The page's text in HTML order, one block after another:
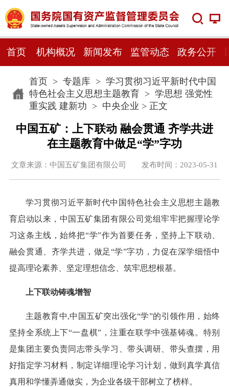
首页 机构概况 新闻发布 监管动态 政务公开
首页> 专题库> 学习贯彻习近平新时代中国
特色社会主义思想主题教育> 学思想 强党性
重实践 建新功 > 中央企业 > 正文
中国五矿：上下联动 融会贯通 齐学共进
在主题教育中做足“学”字功
文章来源：中国五矿集团有限公司 发布时间：2023-05-31
学习贯彻习近平新时代中国特色社会主义思想主题教
育启动以来，中国五矿集团有限公司党组牢牢把握理论学
习这条主线，始终把“学”作为首要任务，坚持上下联动、
融会贯通、齐学共进，做足“学”字功，力促在深学细悟中
提高理论素养、坚定理想信念、筑牢思想根基。
上下联动铸魂增智
主题教育中,中国五矿突出强化“学”的引领作用，始终
坚持全系统上下“一盘棋”，注重在联学中强基铸魂。特别
是集团主要负责同志带头学习、带头调研、带头查摆，用
好指定学习材料，制定详细理论学习计划，做到真学真信
真用和学懂弄通做实，为企业各级干部树立了榜样。